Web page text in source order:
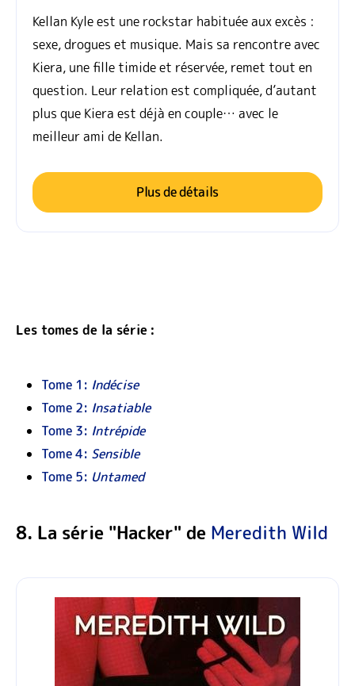
Kellan Kyle est une rockstar habituée aux excès :
sexe, drogues et musique. Mais sa rencontre avec
Kiera, une fille timide et réservée, remet tout en
question. Leur relation est compliquée, d’autant
plus que Kiera est déjà en couple… avec le
meilleur ami de Kellan.
Plus de détails
Les tomes de la série :
Tome 1: Indécise
Tome 2: Insatiable
Tome 3: Intrépide
Tome 4: Sensible
Tome 5: Untamed
8. La série "Hacker" de Meredith Wild